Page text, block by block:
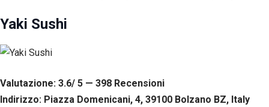
Yaki Sushi
Valutazione: 3.6/ 5 — 398 Recensioni
Indirizzo: Piazza Domenicani, 4, 39100 Bolzano BZ, Italy